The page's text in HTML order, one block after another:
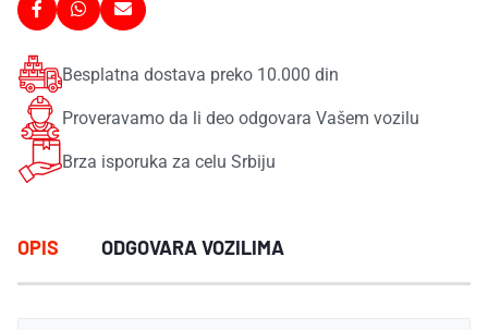
Besplatna dostava preko 10.000 din
Proveravamo da li deo odgovara Vašem vozilu
Brza isporuka za celu Srbiju
OPIS ODGOVARA VOZILIMA